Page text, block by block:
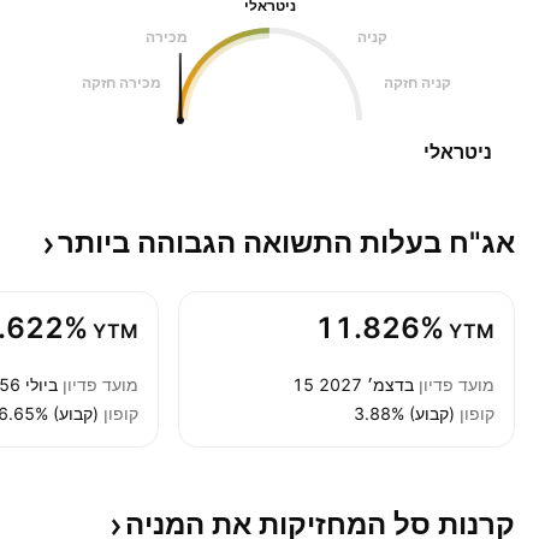
ניטראלי
מכירה
קניה
מכירה חזקה קניה חזקה
ניטראלי
אג"ח בעלות התשואה הגבוהה ביותר
11.826% YTM
מועד פדיון 15 בדצמ׳ 2027
קופון 3.88% (קבוע)
YTM
מועד פדיון 15 ביולי 2056
קופון 6.65% (קבוע)
קרנות סל המחזיקות את המניה